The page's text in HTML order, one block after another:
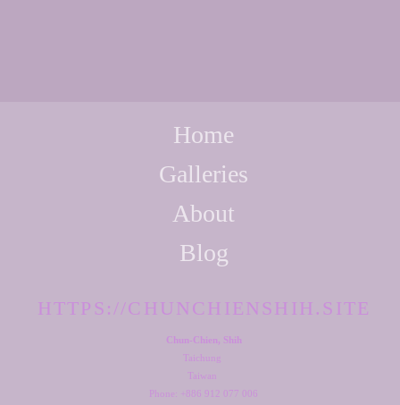
Home
Galleries
About
Blog
HTTPS://CHUNCHIENSHIH.SITE
Chun-Chien, Shih
Taichung
Taiwan
Phone: +886 912 077 006